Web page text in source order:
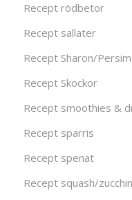
Recept rödbetor
Recept sallater
Recept Sharon/
Recept Skockor
Recept smoothies &
Recept sparris
Recept spenat
Recept squash/